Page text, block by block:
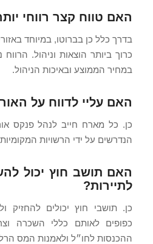
האם טווח קצר רווחי
בדרך כלל כן בברוטו, במיוחד
כרוך ביותר הוצאות וניהול.
במחיר הממוצע ובאיכות הניהול.
האם עליי לדווח על
כן. כל מארח חייב לנהל פנקס
הנדרשים על ידי הרשויות
האם תושב חוץ יכול
לתיירות?
כן. תושבי חוץ יכולים להחזיק
כפופים לאותם כללי השכרה
ההכנסות לחו״ל ולאמנות המס